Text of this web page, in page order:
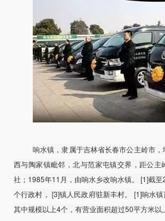
响水镇，隶属于吉林省长春市公主岭市
西与陶家镇毗邻，北与范家屯镇交界，距公
社；1985年11月，由响水乡改响水镇。 [1]截
个行政村， [3]镇人民政府驻新丰村。 [1]响水
其中规模以上4个，有营业面积超过50平方米以